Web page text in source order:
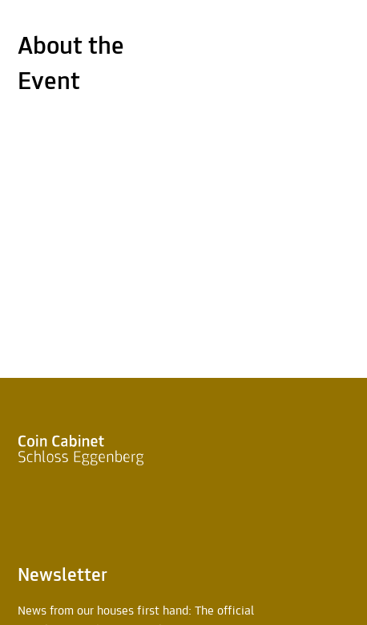
About the
Event
Newsletter
News from our houses first hand: The official